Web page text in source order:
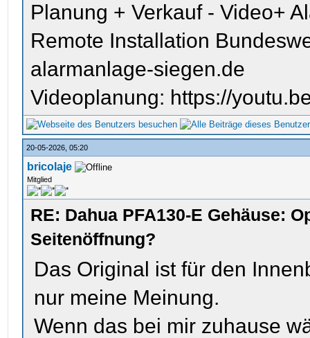
Planung + Verkauf - Video+
Remote Installation
alarmanlage-siegen.de
Videoplanung: https://
20-05-2026, 05:20
bricolaje
Mitglied
RE: Dahua PFA130-E Gehäuse:
Seitenöffnung?
Das Original ist für den
nur meine Meinung.
Wenn das bei mir zuhause